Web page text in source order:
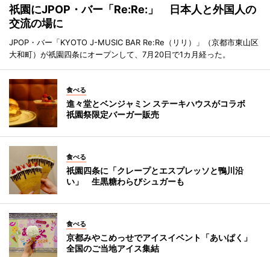
祇園にJPOP・バー「Re:Re:」 日本人と外国人の
交流の場に
JPOP・バー「KYOTO J-MUSIC BAR Re:Re（リリ）」（京都市東山区
大和町）が祇園四条にオープンして、7月20日で1カ月経った。
食べる
進々堂とベンジャミン ステーキハウスがコラボ
祇園祭限定バーガー販売
食べる
祇園四条に「クレープとエスプレッソと鴨川沿
い」 生黒糖わらびシュガーも
食べる
京都みやこめっせでアイスイベント「あいぱく」
全国のご当地アイス集結